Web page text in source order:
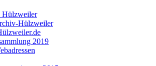
Hülzweiler
Hülzweiler
2019